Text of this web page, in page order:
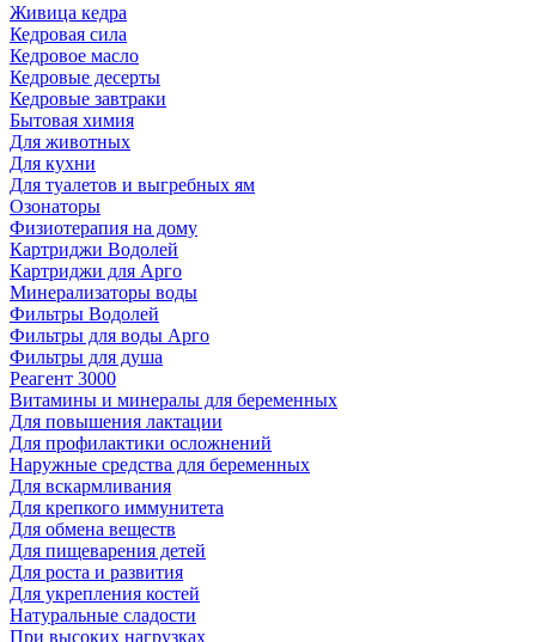
Живица кедра
Кедровая сила
Кедровое масло
Кедровые десерты
Кедровые завтраки
Бытовая химия
Для животных
Для кухни
Для туалетов и выгребных ям
Озонаторы
Физиотерапия на дому
Картриджи Водолей
Картриджи для Арго
Минерализаторы воды
Фильтры Водолей
Фильтры для воды Арго
Фильтры для душа
Реагент 3000
Витамины и минералы для беременных
Для повышения лактации
Для профилактики осложнений
Наружные средства для беременных
Для вскармливания
Для крепкого иммунитета
Для обмена веществ
Для пищеварения детей
Для роста и развития
Для укрепления костей
Натуральные сладости
При высоких нагрузках